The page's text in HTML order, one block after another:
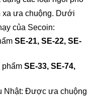
xa ưa chuộng. Dưới
của Secoin:
SE-21, SE-22, SE-
phẩm SE-33, SE-74,
Nhật: Được ưa chuộng